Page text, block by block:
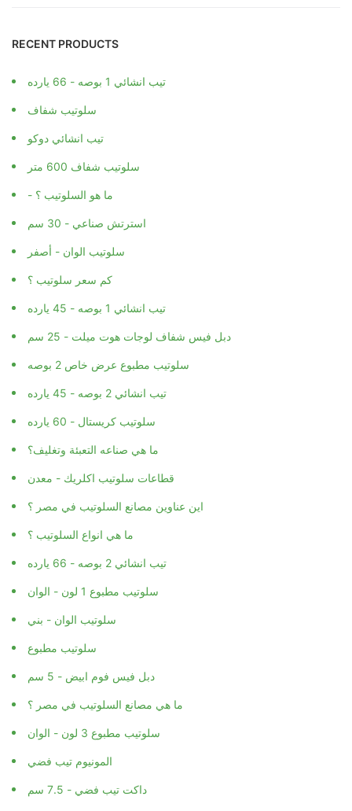
RECENT PRODUCTS
تيب انشائي 1 بوصه - 66 يارده
سلوتيب شفاف
تيب انشائي دوكو
سلوتيب شفاف 600 متر
- ما هو السلوتيب ؟
استرتش صناعي - 30 سم
سلوتيب الوان - أصفر
كم سعر سلوتيب ؟
تيب انشائي 1 بوصه - 45 يارده
دبل فيس شفاف لوجات هوت ميلت - 25 سم
سلوتيب مطبوع عرض خاص 2 بوصه
تيب انشائي 2 بوصه - 45 يارده
سلوتيب كريستال - 60 يارده
ما هي صناعه التعبئة وتغليف؟
قطاعات سلوتيب اكلريك - معدن
اين عناوين مصانع السلوتيب في مصر ؟
ما هي انواع السلوتيب ؟
تيب انشائي 2 بوصه - 66 يارده
سلوتيب مطبوع 1 لون - الوان
سلوتيب الوان - بني
سلوتيب مطبوع
دبل فيس فوم ابيض - 5 سم
ما هي مصانع السلوتيب في مصر ؟
سلوتيب مطبوع 3 لون - الوان
المونيوم تيب فضي
داكت تيب فضي - 7.5 سم